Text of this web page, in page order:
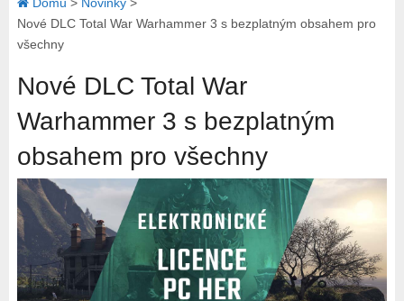
Nové DLC Total War Warhammer 3 s bezplatným obsahem pro
všechny
Nové DLC Total War
Warhammer 3 s bezplatným
obsahem pro všechny